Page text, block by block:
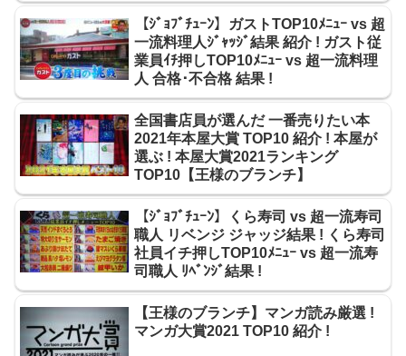
【ｼﾞｮﾌﾞﾁｭｰﾝ】ガストTOP10ﾒﾆｭｰ vs 超
一流料理人ｼﾞｬｯｼﾞ結果 紹介 ! ガスト従
業員ｲﾁ押しTOP10ﾒﾆｭｰ vs 超一流料理
人 合格･不合格 結果 !
全国書店員が選んだ 一番売りたい本
2021年本屋大賞 TOP10 紹介 ! 本屋が
選ぶ ! 本屋大賞2021ランキング
TOP10【王様のブランチ】
【ｼﾞｮﾌﾞﾁｭｰﾝ】くら寿司 vs 超一流寿司
職人 リベンジ ジャッジ結果 ! くら寿司
社員イチ押しTOP10ﾒﾆｭｰ vs 超一流寿
司職人 ﾘﾍﾞﾝｼﾞ結果 !
【王様のブランチ】マンガ読み厳選 !
マンガ大賞2021 TOP10 紹介 !